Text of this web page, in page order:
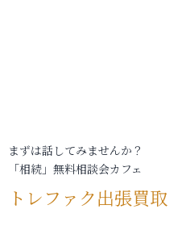
まずは話してみませんか？
「相続」無料相談会カフェ
トレファク出張買取